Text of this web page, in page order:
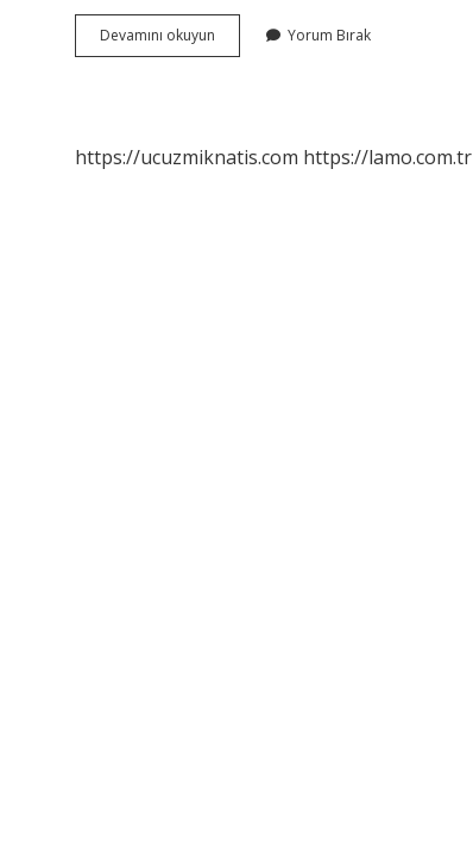
Devamını okuyun
Eksiye
Yorum Bırak
https://ucuzmiknatis.com https://lamo.com.tr